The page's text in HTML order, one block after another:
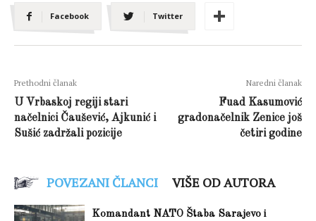
Facebook Twitter
Prethodni članak
U Vrbaskoj regiji stari
načelnici Čaušević, Ajkunić i
Sušić zadržali pozicije
Naredni članak
Fuad Kasumović
gradonačelnik Zenice još
četiri godine
POVEZANI ČLANCI VIŠE OD AUTORA
Komandant NATO Štaba Sarajevo i